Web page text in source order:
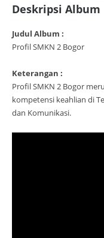
Deskripsi Album
Judul Album :
Profil SMKN 2 Bogor
Keterangan :
Profil SMKN 2 Bogor
kompetensi keahlian di
dan Komunikasi.